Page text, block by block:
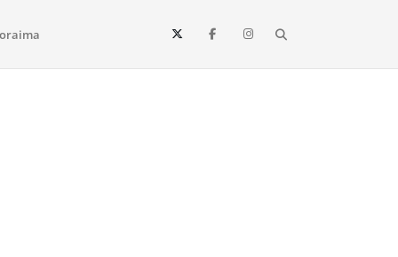
e todo o estado de Roraima. Fique sempre informado